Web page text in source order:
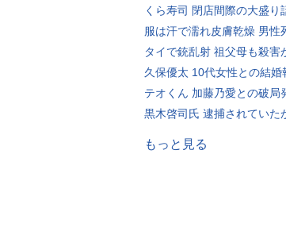
くら寿司 閉店間際の大盛り
服は汗で濡れ皮膚乾燥 男性
タイで銃乱射 祖父母も殺害
久保優太 10代女性との結婚
テオくん 加藤乃愛との破局
黒木啓司氏 逮捕されていた
もっと見る